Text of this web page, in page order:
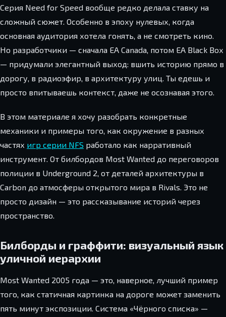
Серия Need for Speed вообще редко делала ставку на
сложный сюжет. Особенно в эпоху нулевых, когда
основная аудитория хотела гонять, а не смотреть кино.
Но разработчики — сначала EA Canada, потом EA Black Box
— придумали элегантный выход: вшить историю прямо в
дорогу, в радиоэфир, в архитектуру улиц. Ты едешь и
просто впитываешь контекст, даже не осознавая этого.
В этом материале я хочу разобрать конкретные
механики и примеры того, как окружение в разных
частях игр серии NFS работало как нарративный
инструмент. От билбордов Most Wanted до переговоров
полиции в Underground 2, от деталей архитектуры в
Carbon до атмосферы открытого мира в Rivals. Это не
просто дизайн — это рассказывание историй через
пространство.
Билборды и граффити: визуальный язык
уличной иерархии
Most Wanted 2005 года — это, наверное, лучший пример
того, как статичная картинка на дороге может заменить
пять минут экспозиции. Система «Чёрного списка» —